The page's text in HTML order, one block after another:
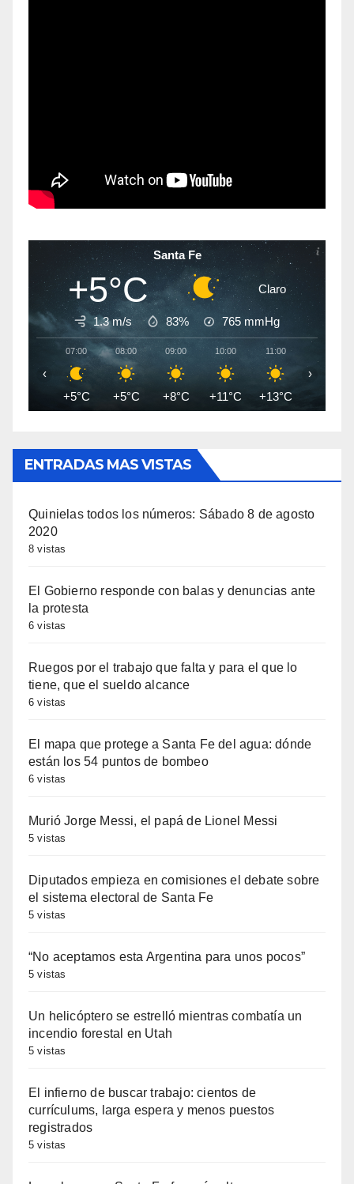
Santa Fe
+5°C Claro
1.3 m/s 83% 765 mmHg
07:00
+5°C
08:00
+5°C
09:00
+8°C
10:00
+11°C
11:00
+13°C +14°C
‹ ›
ENTRADAS MAS VISTAS
Quinielas todos los números: Sábado 8 de agosto
2020
8 vistas
El Gobierno responde con balas y denuncias ante
la protesta
6 vistas
Ruegos por el trabajo que falta y para el que lo
tiene, que el sueldo alcance
6 vistas
El mapa que protege a Santa Fe del agua: dónde
están los 54 puntos de bombeo
6 vistas
Murió Jorge Messi, el papá de Lionel Messi
5 vistas
Diputados empieza en comisiones el debate sobre
el sistema electoral de Santa Fe
5 vistas
“No aceptamos esta Argentina para unos pocos”
5 vistas
Un helicóptero se estrelló mientras combatía un
incendio forestal en Utah
5 vistas
El infierno de buscar trabajo: cientos de
currículums, larga espera y menos puestos
registrados
5 vistas